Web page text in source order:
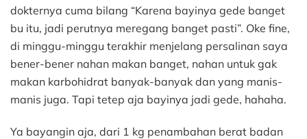
dokternya cuma bilang “Karena bayinya gede banget
bu itu, jadi perutnya meregang banget pasti”. Oke fine,
di minggu-minggu terakhir menjelang persalinan saya
bener-bener nahan makan banget, nahan untuk gak
makan karbohidrat banyak-banyak dan yang manis-
manis juga. Tapi tetep aja bayinya jadi gede, hahaha.
Ya bayangin aja, dari 1 kg penambahan berat badan